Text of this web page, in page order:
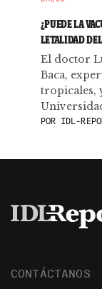
¿PUEDE LA
LETALIDAD
El doctor
Baca,
tropicales,
POR IDL-
CONTÁCTANOS